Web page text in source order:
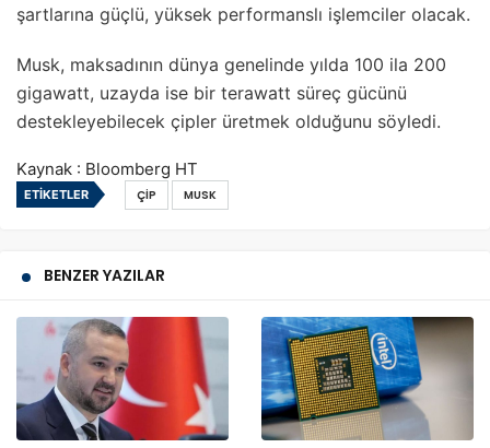
şartlarına güçlü, yüksek performanslı işlemciler olacak.
Musk, maksadının dünya genelinde yılda 100 ila 200
gigawatt, uzayda ise bir terawatt süreç gücünü
destekleyebilecek çipler üretmek olduğunu söyledi.
Kaynak : Bloomberg HT
ETIKETLER ÇIP MUSK
BENZER YAZILAR